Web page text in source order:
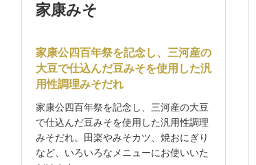
家康みそ
家康公四百年祭を記念し、三河産の
大豆で仕込んだ豆みそを使用した汎
用性調理みそだれ
家康公四百年祭を記念し、三河産の大豆
で仕込んだ豆みそを使用した汎用性調理
みそだれ。田楽やみそカツ、焼おにぎり
など、いろいろなメニューにお使いいた